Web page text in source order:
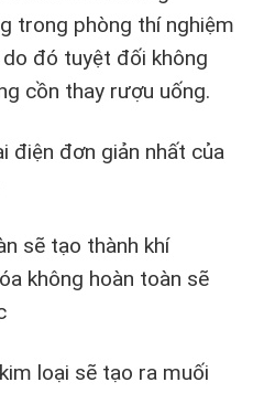
trong phòng thí nghiệm
đó tuyệt đối không
cồn thay rượu uống.
điện đơn giản nhất của
sẽ tạo thành khí
không hoàn toàn sẽ
loại sẽ tạo ra muối